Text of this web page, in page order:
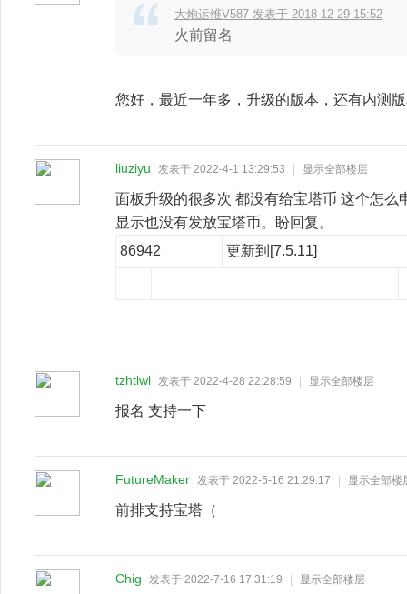
大炮运维V587 发表于 2018-12-29 15:52
火前留名
您好，最近一年多，升级的版本，还有内测
liuziyu 发表于 2022-4-1 13:29:53 显示全部楼层
面板升级的很多次 都没有给宝塔币 这个怎
显示也没有发放宝塔币。盼回复。
86942
更新到[7.5.11]
tzhtlwl 发表于 2022-4-28 22:28:59 显示全部楼层
报名 支持一下
FutureMaker 发表于 2022-5-16 21:29:17 显示全部楼
前排支持宝塔（
Chig 发表于 2022-7-16 17:31:19 显示全部楼层